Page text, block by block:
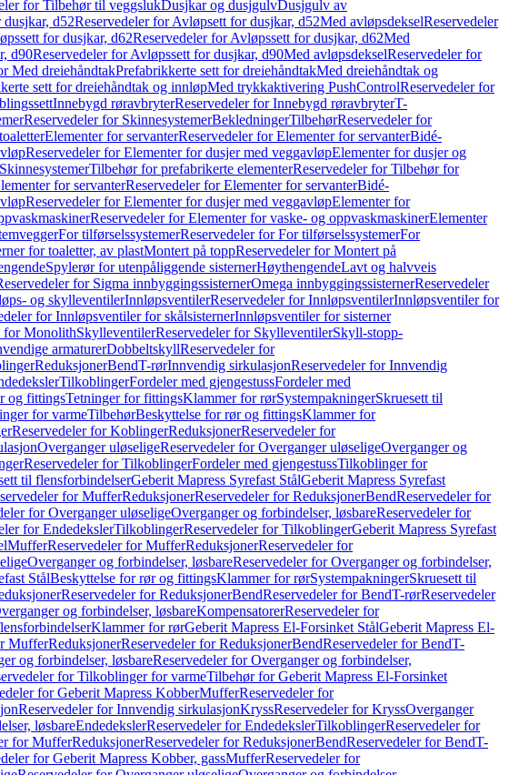
for Tilbehør til veggslukDusjkar og dusjgulvDusjgulv av
d52Reservedeler for Avløpsett for dusjkar, d52Med avløpsdekselReservedeler
for dusjkar, d62Reservedeler for Avløpssett for dusjkar, d62Med
d90Reservedeler for Avløpssett for dusjkar, d90Med avløpsdekselReservedeler for
Med dreiehåndtakPrefabrikkerte sett for dreiehåndtakMed dreiehåndtak og
sett for dreiehåndtak og innløpMed trykkaktivering PushControlReservedeler for
Innebygd røravbryterReservedeler for Innebygd røravbryterT-
Reservedeler for SkinnesystemerBekledningerTilbehørReservedeler for
Elementer for servanterReservedeler for Elementer for servanterBidé-
Reservedeler for Elementer for dusjer med veggavløpElementer for dusjer og
SkinnesystemerTilbehør for prefabrikerte elementerReservedeler for Tilbehør for
for servanterReservedeler for Elementer for servanterBidé-
Reservedeler for Elementer for dusjer med veggavløpElementer for
Reservedeler for Elementer for vaske- og oppvaskmaskinerElementer
For tilførselssystemerReservedeler for For tilførselssystemerFor
for toaletter, av plastMontert på toppReservedeler for Montert på
Spylerør for utenpåliggende sisternerHøythengendeLavt og halvveis
for Sigma innbyggingssisternerOmega innbyggingssisternerReservedeler
og skylleventilerInnløpsventilerReservedeler for InnløpsventilerInnløpsventiler for
for Innløpsventiler for skålsisternerInnløpsventiler for sisterner
for MonolithSkylleventilerReservedeler for SkylleventilerSkyll-stopp-
armaturerDobbeltskyllReservedeler for
ReduksjonerBendT-rørInnvendig sirkulasjonReservedeler for Innvendig
TilkoblingerFordeler med gjengestussFordeler med
og fittingsTetninger for fittingsKlammer for rørSystempakningerSkruesett til
for varmeTilbehørBeskyttelse for rør og fittingsKlammer for
Reservedeler for KoblingerReduksjonerReservedeler for
Overganger uløseligeReservedeler for Overganger uløseligeOverganger og
Reservedeler for TilkoblingerFordeler med gjengestussTilkoblinger for
til flensforbindelserGeberit Mapress Syrefast StålGeberit Mapress Syrefast
for MufferReduksjonerReservedeler for ReduksjonerBendReservedeler for
for Overganger uløseligeOverganger og forbindelser, løsbareReservedeler for
for EndedekslerTilkoblingerReservedeler for TilkoblingerGeberit Mapress Syrefast
MufferReservedeler for MufferReduksjonerReservedeler for
Overganger og forbindelser, løsbareReservedeler for Overganger og forbindelser,
StålBeskyttelse for rør og fittingsKlammer for rørSystempakningerSkruesett til
Reservedeler for ReduksjonerBendReservedeler for BendT-rørReservedeler
og forbindelser, løsbareKompensatorerReservedeler for
Klammer for rørGeberit Mapress El-Forsinket StålGeberit Mapress El-
MufferReduksjonerReservedeler for ReduksjonerBendReservedeler for BendT-
og forbindelser, løsbareReservedeler for Overganger og forbindelser,
for Tilkoblinger for varmeTilbehør for Geberit Mapress El-Forsinket
for Geberit Mapress KobberMufferReservedeler for
Reservedeler for Innvendig sirkulasjonKryssReservedeler for KryssOverganger
løsbareEndedekslerReservedeler for EndedekslerTilkoblingerReservedeler for
for MufferReduksjonerReservedeler for ReduksjonerBendReservedeler for BendT-
for Geberit Mapress Kobber, gassMufferReservedeler for